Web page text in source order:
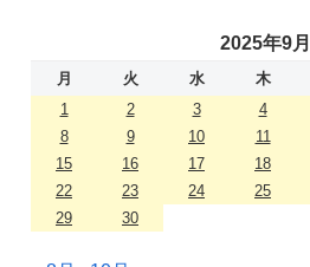
2025年9月
月 火 水 木
1
2 3 4
8
9 10 11
15
16 17 18
22
23 24 25
29
30